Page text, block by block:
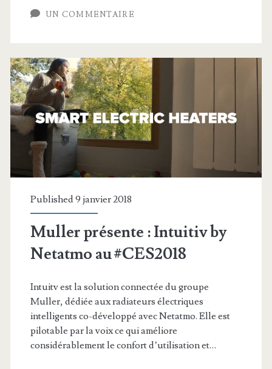
Intelligent
UN COMMENTAIRE
Published 9 janvier 2018
Muller présente : Intuitiv by
Netatmo au #CES2018
Intuitv est la solution connectée du groupe
Muller, dédiée aux radiateurs électriques
intelligents co-développé avec Netatmo. Elle est
pilotable par la voix ce qui améliore
considérablement le confort d’utilisation et…